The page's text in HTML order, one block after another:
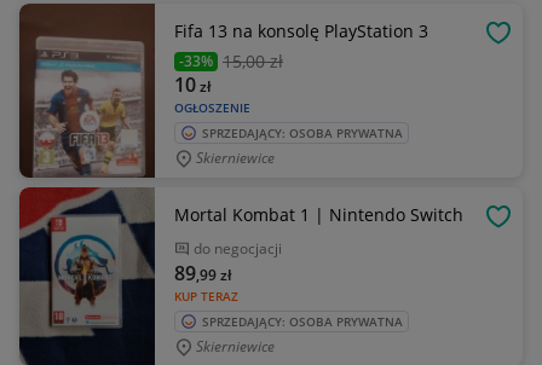
Fifa 13 na konsolę PlayStation 3
-33% 15,00 zł
OGŁOSZENIE
10zł
SPRZEDAJĄCY: OSOBA PRYWATNA
Skierniewice
Mortal Kombat 1 | Nintendo Switch
do negocjacji
KUP TERAZ
89,99zł
SPRZEDAJĄCY: OSOBA PRYWATNA
Skierniewice